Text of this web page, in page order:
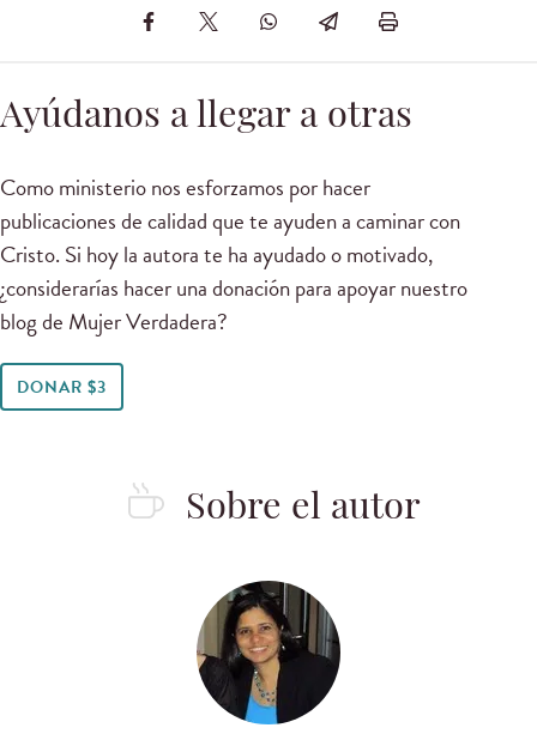
Ayúdanos a llegar a otras
Como ministerio nos esforzamos por hacer
publicaciones de calidad que te ayuden a caminar con
Cristo. Si hoy la autora te ha ayudado o motivado,
¿considerarías hacer una donación para apoyar nuestro
blog de Mujer Verdadera?
DONAR $3
Sobre el autor